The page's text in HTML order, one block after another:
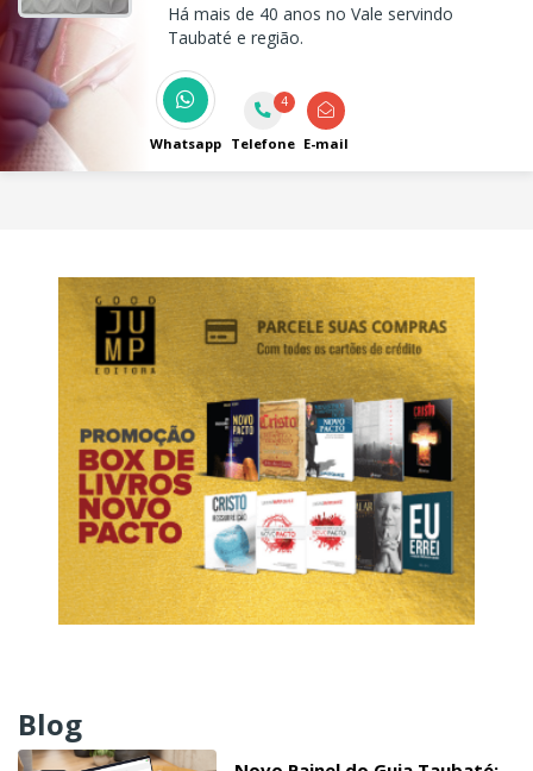
Há mais de 40 anos no Vale servindo
Taubaté e região.
Whatsapp
4
Telefone E-mail
Blog